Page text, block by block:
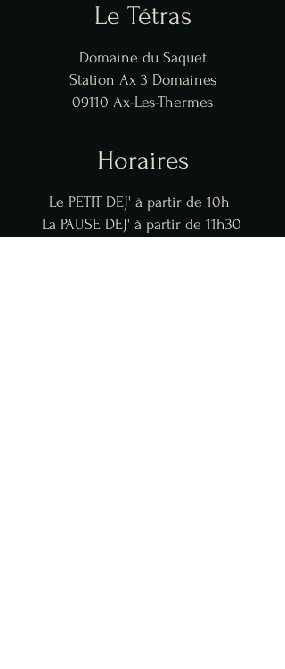
Le Tétras
Domaine du Saquet
Station Ax 3 Domaines
09110 Ax-Les-Thermes
Horaires
Le PETIT DEJ' à partir de 10h
La PAUSE DEJ' à partir de 11h30